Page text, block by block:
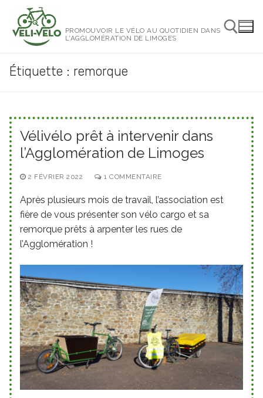
contenu
PROMOUVOIR LE VÉLO AU QUOTIDIEN DANS
L'AGGLOMÉRATION DE LIMOGES
Étiquette : remorque
Vélivélo prêt à intervenir dans
l’Agglomération de Limoges
2 FÉVRIER 2022 1 COMMENTAIRE
Après plusieurs mois de travail, l’association est
fière de vous présenter son vélo cargo et sa
remorque prêts à arpenter les rues de
l’Agglomération !